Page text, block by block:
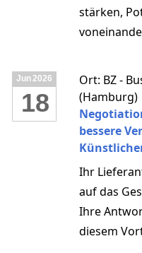
werden. ✔
speziell bei
Fallstricke
professionell
auf, wie
nutzen
mehr
Tüzel
stärken,
Jun2026
18
Ort: BZ -
(Hamburg)
bessere
Ihr
auf das
Ihre
diesem